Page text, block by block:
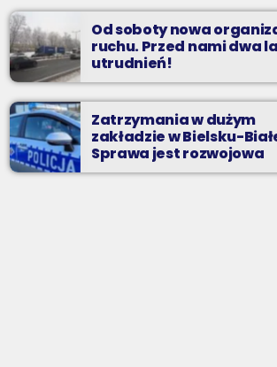
Od soboty nowa
ruchu. Przed nami dwa
utrudnień!
Zatrzymania w dużym
zakładzie w Bielsku-
Sprawa jest rozwojowa